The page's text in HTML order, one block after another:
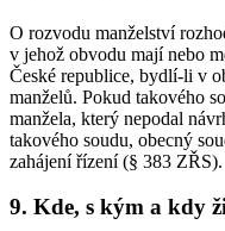
O rozvodu manželství
v jehož obvodu mají nebo
České republice, bydlí-li v
manželů. Pokud takového
manžela, který nepodal
takového soudu, obecný
zahájení řízení (§ 383 ZŘS).
9. Kde, s kým a kdy